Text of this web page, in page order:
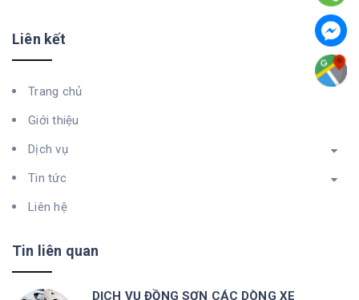
Liên kết
Trang chủ
Giới thiệu
Dịch vụ
Tin tức
Liên hệ
Tin liên quan
DỊCH VỤ ĐỒNG SƠN CÁC DÒNG XE